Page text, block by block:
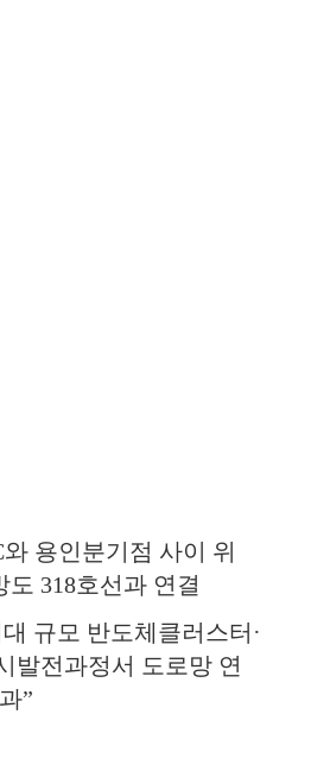
용인분기점 사이 위
318호선과 연결
규모 반도체클러스터·
발전과정서 도로망 연
”